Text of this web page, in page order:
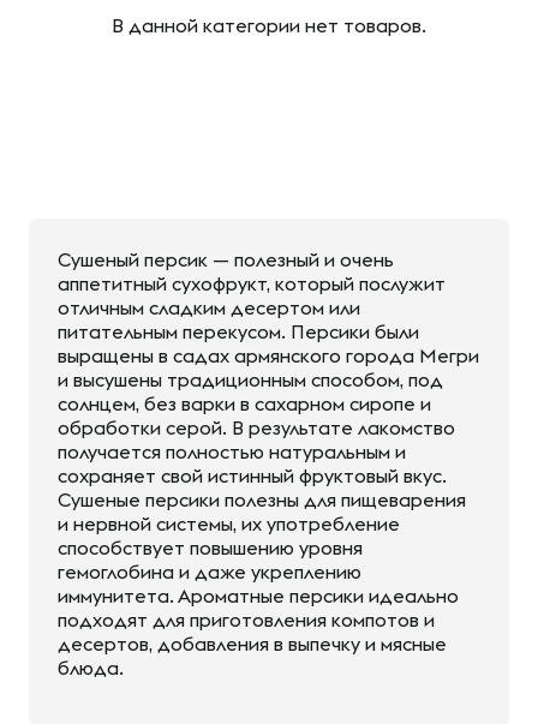
В данной категории нет товаров.
Сушеный персик — полезный и очень
аппетитный сухофрукт, который послужит
отличным сладким десертом или
питательным перекусом. Персики были
выращены в садах армянского города Мегри
и высушены традиционным способом, под
солнцем, без варки в сахарном сиропе и
обработки серой. В результате лакомство
получается полностью натуральным и
сохраняет свой истинный фруктовый вкус.
Сушеные персики полезны для пищеварения
и нервной системы, их употребление
способствует повышению уровня
гемоглобина и даже укреплению
иммунитета. Ароматные персики идеально
подходят для приготовления компотов и
десертов, добавления в выпечку и мясные
блюда.